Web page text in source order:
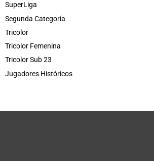
SuperLiga
Segunda Categoría
Tricolor
Tricolor Femenina
Tricolor Sub 23
Jugadores Históricos